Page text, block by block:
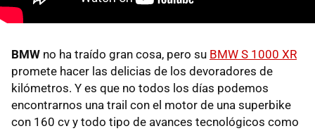
BMW no ha traído gran cosa, pero su BMW S 1000 XR
promete hacer las delicias de los devoradores de
kilómetros. Y es que no todos los días podemos
encontrarnos una trail con el motor de una superbike
con 160 cv y todo tipo de avances tecnológicos como